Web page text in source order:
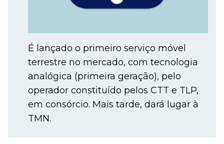
É lançado o primeiro serviço móvel
terrestre no mercado, com tecnologia
analógica (primeira geração), pelo
operador constituído pelos CTT e TLP,
em consórcio. Mais tarde, dará lugar à
TMN.